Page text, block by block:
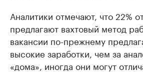
Аналитики отмечают, что 22%
предлагают вахтовый метод
вакансии по-прежнему
высокие заработки, чем за
«дома», иногда они могут